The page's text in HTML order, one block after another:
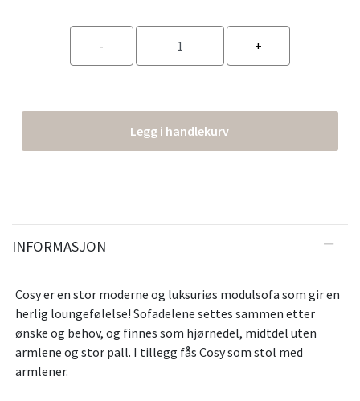
Legg i handlekurv
INFORMASJON
Cosy er en stor moderne og luksuriøs modulsofa som gir en
herlig loungefølelse! Sofadelene settes sammen etter
ønske og behov, og finnes som hjørnedel, midtdel uten
armlene og stor pall. I tillegg fås Cosy som stol med
armlener.